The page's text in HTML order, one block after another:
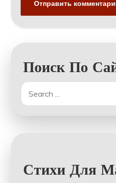
Поиск По
Search
for:
Стихи Для